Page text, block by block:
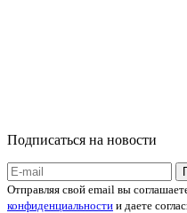
Подписаться на новости
Отправляя свой email вы
конфиденциальности и даете